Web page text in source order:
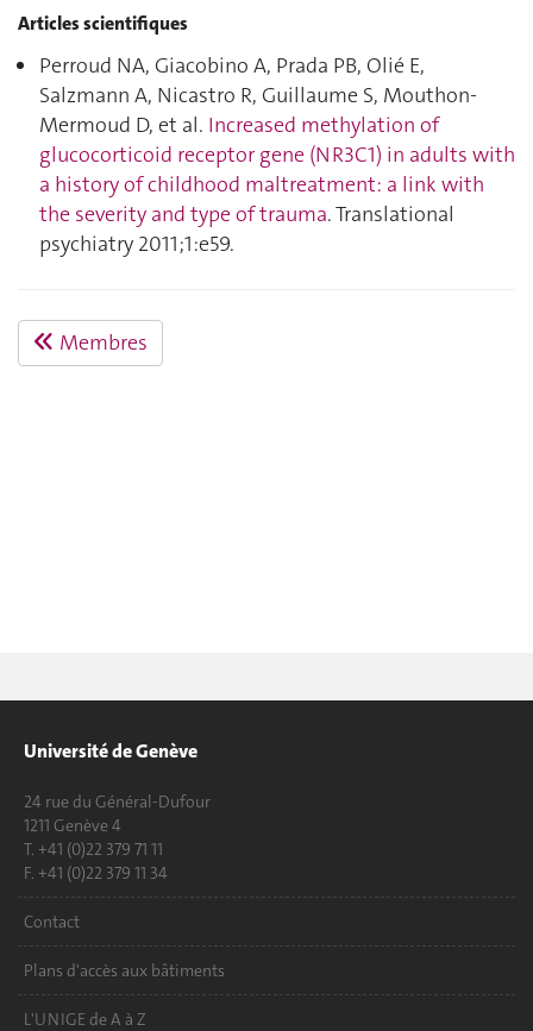
Articles scientifiques
Perroud NA, Giacobino A, Prada PB, Olié E,
Salzmann A, Nicastro R, Guillaume S, Mouthon-
Mermoud D, et al. Increased methylation of
glucocorticoid receptor gene (NR3C1) in adults with
a history of childhood maltreatment: a link with
the severity and type of trauma. Translational
psychiatry 2011;1:e59.
Membres
Université de Genève
24 rue du Général-Dufour
1211 Genève 4
T. +41 (0)22 379 71 11
F. +41 (0)22 379 11 34
Contact
Plans d'accès aux bâtiments
L'UNIGE de A à Z